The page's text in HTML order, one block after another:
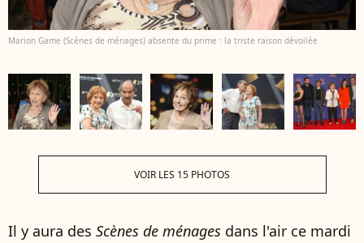
Marion Game (Scènes de ménages) absente du prime : la triste raison dévoilée
VOIR LES 15 PHOTOS
Il y aura des Scènes de ménages dans l'air ce mardi